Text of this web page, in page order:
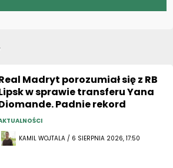
Madryt porozumiał się z RB
w sprawie transferu Yana
Padnie rekord
KAMIL WOJTALA / 6 SIERPNIA 2026, 17:50